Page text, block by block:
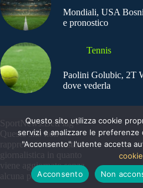
Mondiali, USA
e pronostico
Tennis
Paolini Golubic, 2T
dove vederla
SportNews.BetFlag -
Questo sito non
rappresenta una testata
giornalistica in quanto
viene aggiornato senza
alcuna periodicità
Questo sito utilizza cookie
servizi e analizzare le
"Acconsento" l'utente accetta
Acconsento
Non